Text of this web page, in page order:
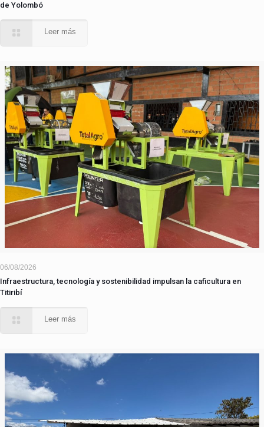
de Yolombó
Leer más
06/08/2026
Infraestructura, tecnología y sostenibilidad impulsan la caficultura en
Titiribí
Leer más